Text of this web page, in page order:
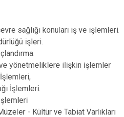
sağlığı konuları iş ve işlemleri.
işleri.
yönetmeliklere ilişkin işlemler
İşlemleri.
- Kültür ve Tabiat Varlıkları